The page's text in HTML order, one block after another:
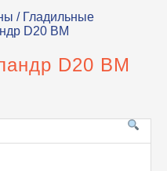
/ Гладильные
D20 BM
D20 BM